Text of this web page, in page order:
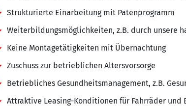
Strukturierte Einarbeitung mit Patenprogramm
Weiterbildungsmöglichkeiten, z.B. durch unsere
Keine Montagetätigkeiten mit Übernachtung
Zuschuss zur betrieblichen Altersvorsorge
Betriebliches Gesundheitsmanagement, z.B.
Attraktive Leasing-Konditionen für Fahrräder und